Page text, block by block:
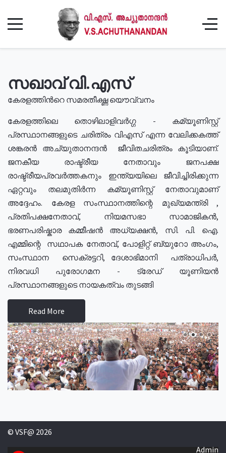
സഖാവ് വി.എസ്
കേരളത്തിൻറെ സമരതീക്ഷ്ണ യൌവ്വനം
കേരളത്തിലെ തൊഴിലാളിവർഗ്ഗ - കമ്യൂണിസ്റ്റ്
പ്രസ്ഥാനങ്ങളുടെ ചരിത്രം വിഎസ് എന്ന വേലിക്കകത്ത്
ശങ്കരൻ അച്യുതാനന്ദൻ ജീവിതചരിത്രം കൂടിയാണ്.
ജനകീയ രാഷ്ട്രീയ നേതാവും ജനപക്ഷ
രാഷ്ട്രീയപ്രവർത്തകനും ഇന്ത്യയിലെ ജീവിച്ചിരിക്കുന്ന
ഏറ്റവും തലമുതിർന്ന കമ്യൂണിസ്റ്റ് നേതാവുമാണ്
അദ്ദേഹം. കേരള സംസ്ഥാനത്തിന്റെ മുഖ്യമന്ത്രി ,
പ്രതിപക്ഷനേതാവ്, നിയമസഭാ സാമാജികൻ,
ഭരണപരിഷ്കാര കമ്മീഷൻ അധ്യക്ഷൻ, സി. പി. ഐ.
എമ്മിന്റെ സഥാപക നേതാവ്, പോളിറ്റ് ബ്യുറോ അംഗം,
സംസ്ഥാന സെക്രട്ടറി, ദേശാഭിമാനി പത്രാധിപർ,
നിരവധി പുരോഗമന - ട്രേഡ് യൂണിയൻ
പ്രസ്ഥാനങ്ങളുടെ നായകത്വം തുടങ്ങി
Read More
© VSF@ 2026
Admin